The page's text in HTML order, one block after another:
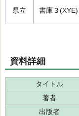
県立 書庫３(XYE)
資料詳細
タイトル
著者
出版者